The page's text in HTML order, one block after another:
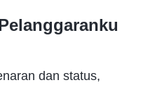
dan status,